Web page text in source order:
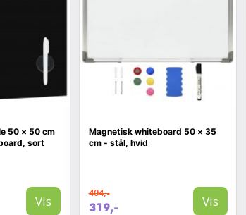
50 × 50 cm
sort
Vis
Magnetisk whiteboard 50 × 35
cm - stål, hvid
404,-
319,- Vis